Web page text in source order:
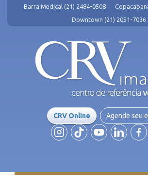
Barra Medical (21) 2484-0508
Downtown (21) 2051-7036
CRV Online Agende seu